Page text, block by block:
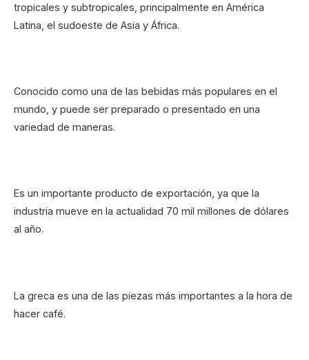
tropicales y subtropicales, principalmente en América
Latina, el sudoeste de Asia y África.
Conocido como una de las bebidas más populares en el
mundo, y puede ser preparado o presentado en una
variedad de maneras.
Es un importante producto de exportación, ya que la
industria mueve en la actualidad 70 mil millones de dólares
al año.
La greca es una de las piezas más importantes a la hora de
hacer café.